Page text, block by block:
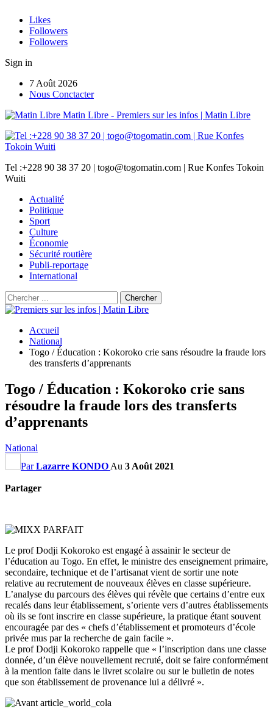
Likes
Followers
Followers
Sign in
7 Août 2026
Nous Conctacter
Matin Libre - Premiers sur les infos | Matin Libre
Tel :+228 90 38 37 20 | togo@togomatin.com | Rue Konfes Tokoin
Wuiti
Actualité
Politique
Sport
Culture
Économie
Sécurité routière
Publi-reportage
International
Accueil
National
Togo / Éducation : Kokoroko crie sans résoudre la fraude lors
des transferts d’apprenants
Togo / Éducation : Kokoroko crie sans
résoudre la fraude lors des transferts
d’apprenants
National
ParLazarre KONDO Au 3 Août 2021
Partager
Le prof Dodji Kokoroko est engagé à assainir le secteur de
l’éducation au Togo. En effet, le ministre des enseignement primaire,
secondaire, technique et de l’artisanat vient de sortir une note
relative au recrutement de nouveaux élèves en classe supérieure.
L’analyse du parcours des élèves qui révèle que certains d’entre eux
recalés dans leur établissement, s’oriente vers d’autres établissements
où ils se font inscrire en classe supérieure, la pratique étant souvent
encouragée par des « chefs d’établissement et promoteurs d’école
privée mus par la recherche de gain facile ».
Le prof Dodji Kokoroko rappelle que « l’inscription dans une classe
donnée, d’un élève nouvellement recruté, doit se faire conformément
à la mention faite dans le livret scolaire ou sur le bulletin de notes
que son établissement de provenance lui a délivré ».